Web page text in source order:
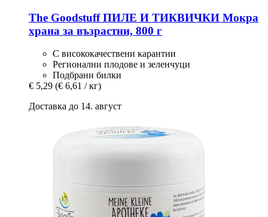
The GoodstuffПИЛЕ И ТИКВИЧКИ Мокра
храна за възрастни, 800 г
С висококачествени карантии
Регионални плодове и зеленчуци
Подбрани билки
€ 5,29 (€ 6,61 / кг)
Доставка до 14. август